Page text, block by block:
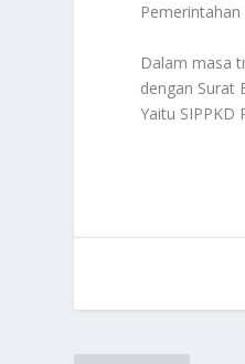
Dalam masa
dengan Surat
Yaitu SIPPKD